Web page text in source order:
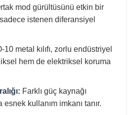
mod gürültüsünü etkin bir
istenen diferansiyel
10 metal kılıfı, zorlu endüstriyel
hem de elektriksel koruma
Farklı güç kaynağı
esnek kullanım imkanı tanır.